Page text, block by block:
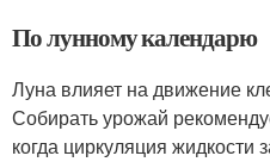
По лунному календарю
Луна влияет на движение
Собирать урожай
когда циркуляция жидкости